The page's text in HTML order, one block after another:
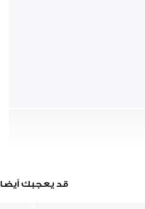
قد يعجبك أيضا